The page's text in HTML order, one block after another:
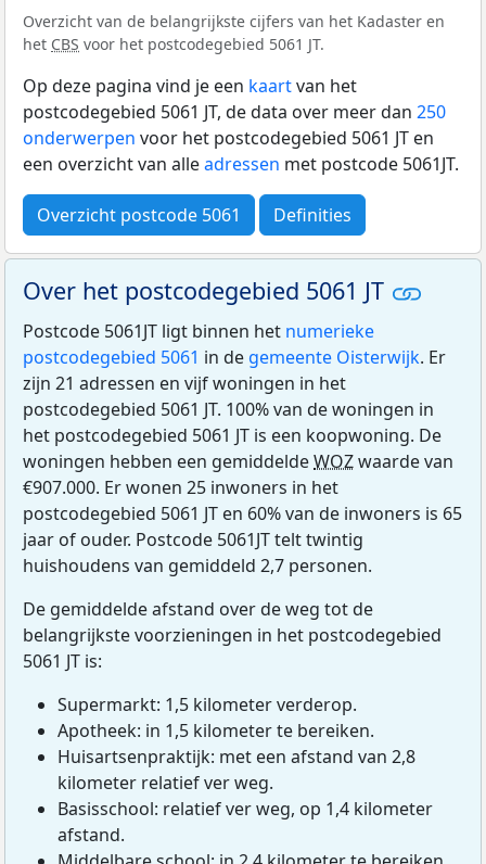
Overzicht van de belangrijkste cijfers van het Kadaster en
het CBS voor het postcodegebied 5061 JT.
Op deze pagina vind je een kaartvan het
postcodegebied 5061 JT, de data over meer dan 250
onderwerpen voor het postcodegebied 5061 JT en
een overzicht van alleadressen met postcode 5061JT.
Overzicht postcode 5061 Definities
Over het postcodegebied 5061 JT
Postcode 5061JT ligt binnen het numerieke
postcodegebied 5061 in de gemeente Oisterwijk. Er
zijn 21 adressen en vijf woningen in het
postcodegebied 5061 JT. 100% van de woningen in
het postcodegebied 5061 JT is een koopwoning. De
woningen hebben een gemiddeldeWOZwaarde van
€907.000. Er wonen 25 inwoners in het
postcodegebied 5061 JT en 60% van de inwoners is 65
jaar of ouder. Postcode 5061JT telt twintig
huishoudens van gemiddeld 2,7 personen.
De gemiddelde afstand over de weg tot de
belangrijkste voorzieningen in het postcodegebied
5061 JT is:
Supermarkt: 1,5 kilometer verderop.
Apotheek: in 1,5 kilometer te bereiken.
Huisartsenpraktijk: met een afstand van 2,8
kilometer relatief ver weg.
Basisschool: relatief ver weg, op 1,4 kilometer
afstand.